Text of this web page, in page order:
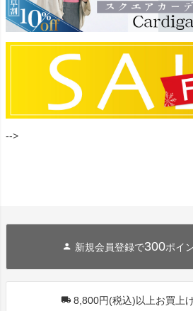
-->
新規会員登録で300ポイ
8,800円(税込)以上お買上